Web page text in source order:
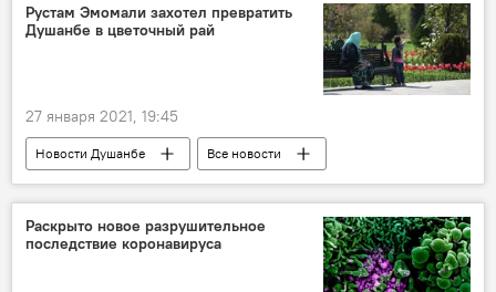
Рустам Эмомали захотел превратить
Душанбе в цветочный рай
27 января 2021, 19:45
Новости Душанбе
Все новости
Таджикистан Style
Таджикистан
Культура
праздник
Раскрыто новое разрушительное
последствие коронавируса